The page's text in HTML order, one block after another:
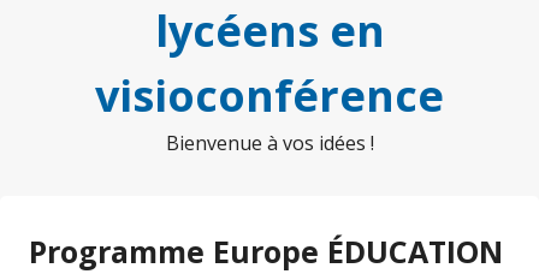
lycéens en
visioconférence
Bienvenue à vos idées !
Programme Europe ÉDUCATION